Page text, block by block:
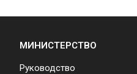
МИНИСТЕРСТВО
Руководство